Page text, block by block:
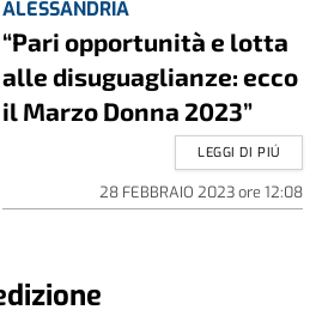
ALESSANDRIA
“Pari opportunità e lotta
alle disuguaglianze: ecco
il Marzo Donna 2023”
28 FEBBRAIO 2023ore 12:08
LEGGI DI PIÚ